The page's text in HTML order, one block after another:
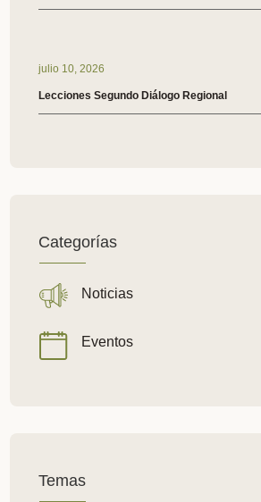
julio 10, 2026
Lecciones Segundo Diálogo Regional
Categorías
Noticias
Eventos
Temas